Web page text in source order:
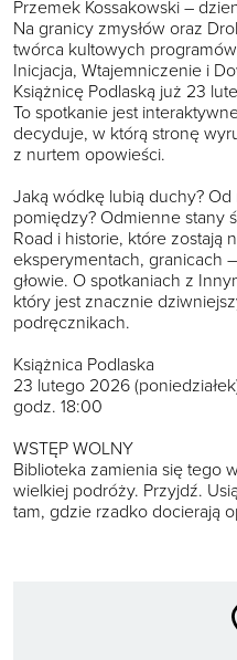
Przemek Kossakowski –
Na granicy zmysłów oraz
twórca kultowych
Inicjacja, Wtajemniczenie i
Książnicę Podlaską już 23
To spotkanie jest
decyduje, w którą stronę
z nurtem opowieści.
Jaką wódkę lubią duchy?
pomiędzy? Odmienne stany
Road i historie, które zostają
eksperymentach, granicach
głowie. O spotkaniach z
który jest znacznie
podręcznikach.
Książnica Podlaska
23 lutego 2026
godz. 18:00
WSTĘP WOLNY
Biblioteka zamienia się tego
wielkiej podróży. Przyjdź.
tam, gdzie rzadko docierają